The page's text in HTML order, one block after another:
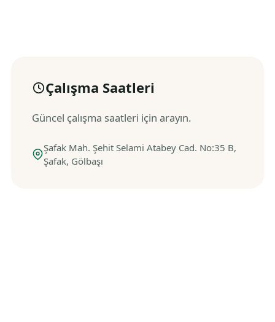
Çalışma Saatleri
Güncel çalışma saatleri için arayın.
Şafak Mah. Şehit Selami Atabey Cad. No:35 B,
Şafak, Gölbaşı